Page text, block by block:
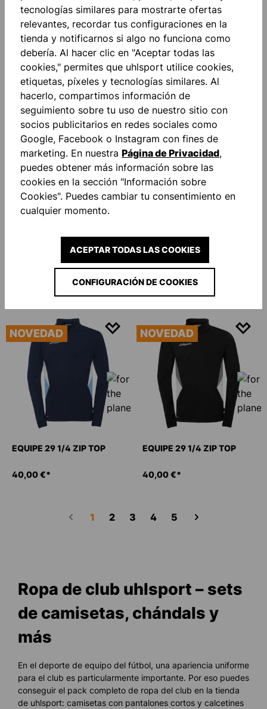
ESSENTIAL MODERN
SWEATPANTS
40,00 €*
EQUIPE 29 1/4 ZIP TOP
40,00 €*
NOVEDAD
EQUIPE 29 1/4 ZIP TOP
NOVEDAD
EQUIPE 29 1/4 ZIP TOP
40,00 €*
NOVEDAD
EQUIPE 29 1/4 ZIP TOP
40,00 €*
NOVEDAD
EQUIPE 29 1/4 ZIP TOP
40,00 €*
Página
1 Página
2 Página
3 Página
4 Página
5
Ropa de club uhlsport – sets
de camisetas, chándals y
más
En el deporte de equipo del fútbol, ​​una apariencia uniforme
para el club es particularmente importante. Por eso puedes
conseguir el pack completo de ropa del club en la tienda
de uhlsport: camisetas con pantalones cortos y calcetines
tecnologías similares para mostrarte ofertas
relevantes, recordar tus configuraciones en la
tienda y notificarnos si algo no funciona como
debería. Al hacer clic en "Aceptar todas las
cookies," permites que uhlsport utilice cookies,
etiquetas, píxeles y tecnologías similares. Al
hacerlo, compartimos información de
seguimiento sobre tu uso de nuestro sitio con
socios publicitarios en redes sociales como
Google, Facebook o Instagram con fines de
marketing. En nuestra Página de Privacidad,
puedes obtener más información sobre las
cookies en la sección "Información sobre
Cookies". Puedes cambiar tu consentimiento en
cualquier momento.
CONFIGURACIÓN DE COOKIES
ACEPTAR TODAS LAS COOKIES